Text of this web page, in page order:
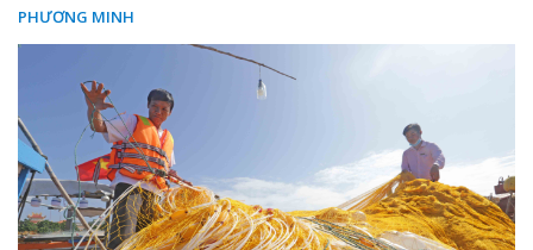
PHƯƠNG MINH